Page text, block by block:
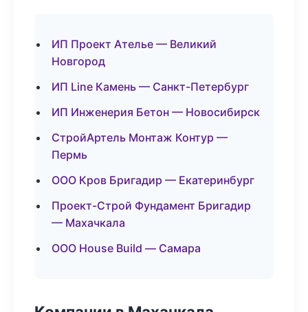
ИП Проект Ателье — Великий
Новгород
ИП Line Камень — Санкт-Петербург
ИП Инженерия Бетон — Новосибирск
СтройАртель Монтаж Контур —
Пермь
ООО Кров Бригадир — Екатеринбург
Проект-Строй Фундамент Бригадир
— Махачкала
ООО House Build — Самара